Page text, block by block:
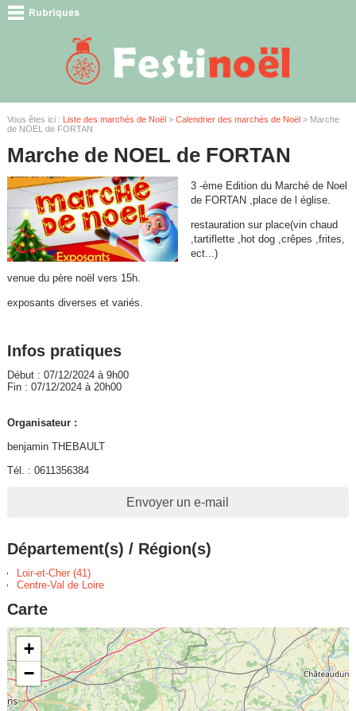
Vous êtes ici : Liste des marchés de Noël> Calendrier des marchés de Noël> Marche
de NOEL de FORTAN
Marche de NOEL de FORTAN
3 -ème Edition du Marché de Noel
de FORTAN ,place de l église.
restauration sur place(vin chaud
,tartiflette ,hot dog ,crêpes ,frites,
ect...)
venue du père noël vers 15h.
exposants diverses et variés.
Infos pratiques
Début : 07/12/2024 à 9h00
Fin : 07/12/2024 à 20h00
Organisateur :
benjamin THEBAULT
Tél. : 0611356384
Envoyer un e-mail
Département(s) / Région(s)
Loir-et-Cher (41)
Centre-Val de Loire
Carte
+
−